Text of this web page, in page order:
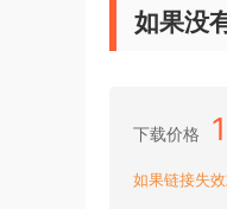
如果没
下载价格
如果链接失